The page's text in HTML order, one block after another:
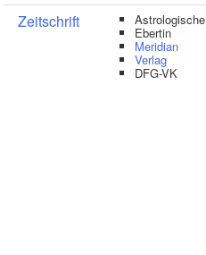
Zeitschrift Astrologische
Ebertin
Meridian
Verlag
DFG-VK